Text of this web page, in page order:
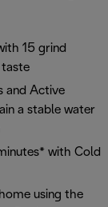
15 grind
and Active
a stable water
with Cold
using the